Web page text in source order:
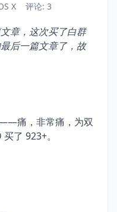
X 评论: 3
章，这次买了白群
后一篇文章了，故
痛，非常痛，为双
了 923+。